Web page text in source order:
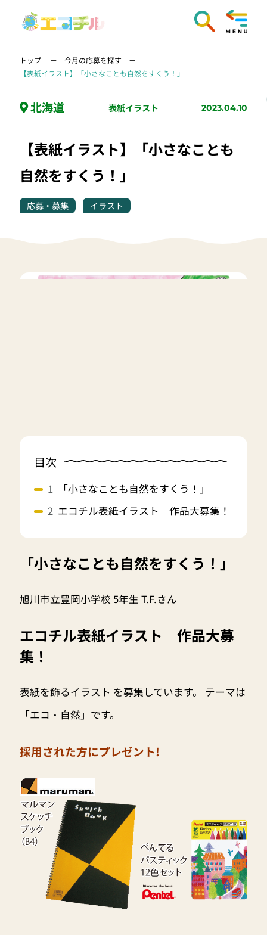
トップ
今月の応募を探す
【表紙イラスト】「小さなことも自然をすくう！」
北海道 表紙イラスト 2023.04.10
【表紙イラスト】「小さなことも
自然をすくう！」
応募・募集 イラスト
目次
「小さなことも自然をすくう！」
エコチル表紙イラスト 作品大募集！
「小さなことも自然をすくう！」
旭川市立豊岡小学校 5年生 T.F.さん
エコチル表紙イラスト 作品大募
集！
表紙を飾るイラスト を募集しています。 テーマは
「エコ・自然」です。
採用された方にプレゼント!